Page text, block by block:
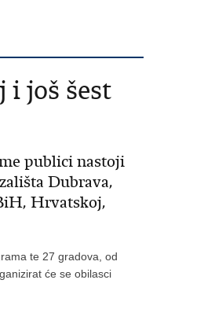
i još šest
publici nastoji
Dubrava,
Hrvatskoj,
te 27 gradova, od
će se obilasci